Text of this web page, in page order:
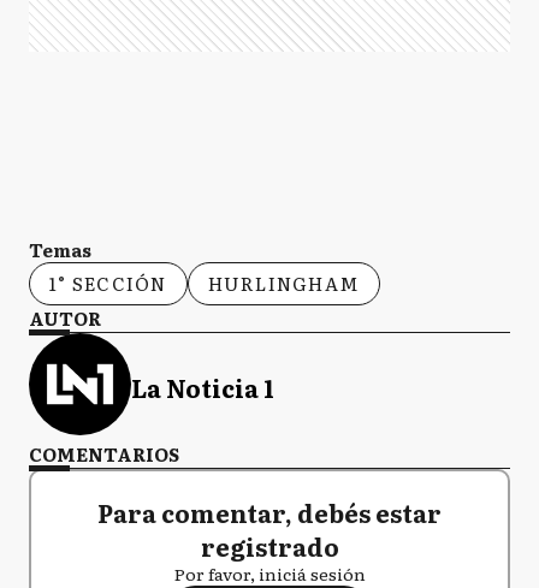
Temas
1° SECCIÓN
HURLINGHAM
AUTOR
La Noticia 1
COMENTARIOS
Para comentar, debés estar
registrado
Por favor, iniciá sesión